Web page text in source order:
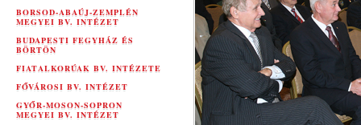
BORSOD-ABAÚJ-ZEMPLÉN
MEGYEI BV. INTÉZET
BUDAPESTI FEGYHÁZ ÉS
BÖRTÖN
FIATALKORÚAK BV. INTÉZETE
FŐVÁROSI BV. INTÉZET
GYŐR-MOSON-SOPRON
MEGYEI BV. INTÉZET